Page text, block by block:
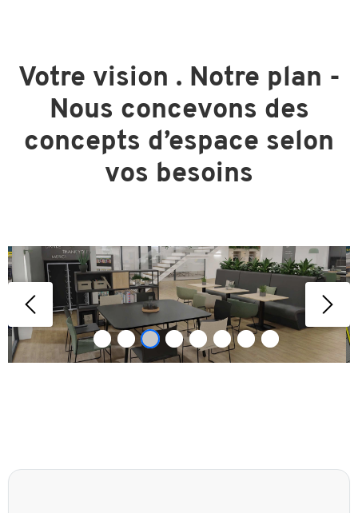
Votre vision . Notre plan -
Nous concevons des
concepts d’espace selon
vos besoins